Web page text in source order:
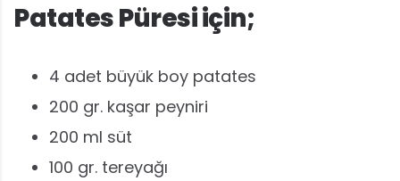
Patates Püresi için;
4 adet büyük boy patates
200 gr. kaşar peyniri
200 ml süt
100 gr. tereyağı